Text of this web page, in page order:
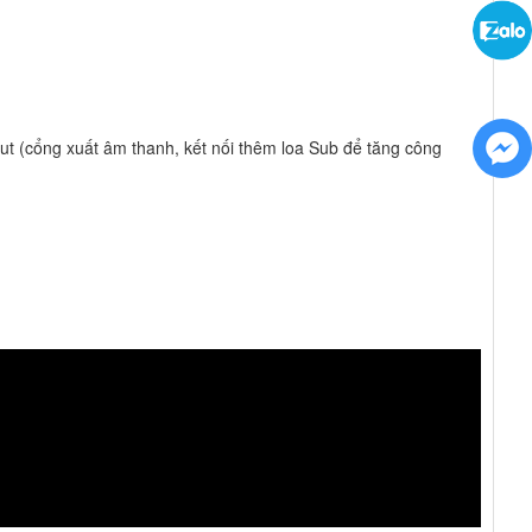
(cổng xuất âm thanh, kết nối thêm loa Sub để tăng công